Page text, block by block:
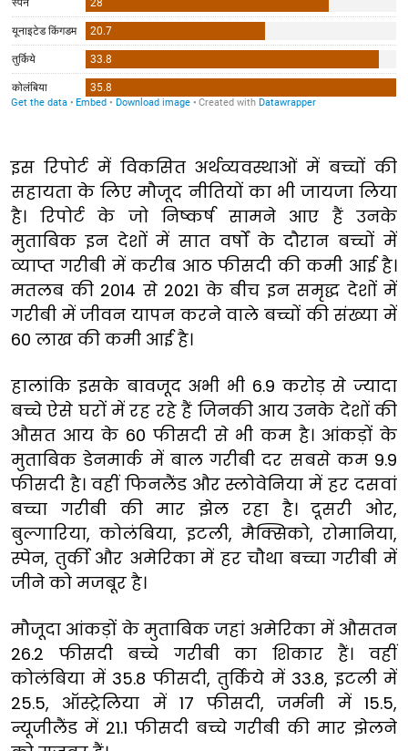
इस रिपोर्ट में विकसित अर्थव्यवस्थाओं में बच्चों की
सहायता के लिए मौजूद नीतियों का भी जायजा लिया
है। रिपोर्ट के जो निष्कर्ष सामने आए हैं उनके
मुताबिक इन देशों में सात वर्षों के दौरान बच्चों में
व्याप्त गरीबी में करीब आठ फीसदी की कमी आई है।
मतलब की 2014 से 2021 के बीच इन समृद्ध देशों में
गरीबी में जीवन यापन करने वाले बच्चों की संख्या में
60 लाख की कमी आई है।
हालांकि इसके बावजूद अभी भी 6.9 करोड़ से ज्यादा
बच्चे ऐसे घरों में रह रहे हैं जिनकी आय उनके देशों की
औसत आय के 60 फीसदी से भी कम है। आंकड़ों के
मुताबिक डेनमार्क में बाल गरीबी दर सबसे कम 9.9
फीसदी है। वहीं फिनलैंड और स्लोवेनिया में हर दसवां
बच्चा गरीबी की मार झेल रहा है। दूसरी ओर,
बुल्गारिया, कोलंबिया, इटली, मैक्सिको, रोमानिया,
स्पेन, तुर्की और अमेरिका में हर चौथा बच्चा गरीबी में
जीने को मजबूर है।
मौजूदा आंकड़ों के मुताबिक जहां अमेरिका में औसतन
26.2 फीसदी बच्चे गरीबी का शिकार हैं। वहीं
कोलंबिया में 35.8 फीसदी, तुर्किये में 33.8, इटली में
25.5, ऑस्ट्रेलिया में 17 फीसदी, जर्मनी में 15.5,
न्यूजीलैंड में 21.1 फीसदी बच्चे गरीबी की मार झेलने